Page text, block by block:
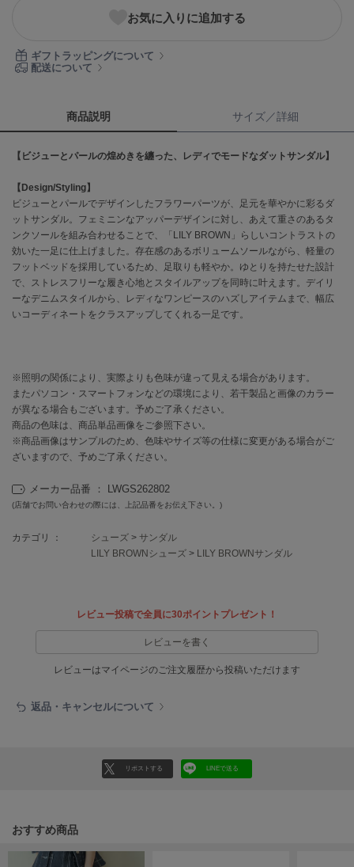
カルバン・クライン
セルフォード
célon
セロン
Clarks Premium
クラークス
CODE A
CONVERSE
コンバース
DANSKIN
ダンスキン
エトレトウキョウ
フィラ
FRAY I.D
お気に入りに追加する
ギフトラッピングについて
配送について
商品説明 サイズ／詳細
【ビジューとパールの煌めきを纏った、レディでモードなダットサンダル】
【Design/Styling】
ビジューとパールでデザインしたフラワーパーツが、足元を華やかに彩るダ
ットサンダル。フェミニンなアッパーデザインに対し、あえて重さのあるタ
ンクソールを組み合わせることで、「LILY BROWN」らしいコントラストの
効いた一足に仕上げました。存在感のあるボリュームソールながら、軽量の
フットベッドを採用しているため、足取りも軽やか。ゆとりを持たせた設計
で、ストレスフリーな履き心地とスタイルアップを同時に叶えます。デイリ
ーなデニムスタイルから、レディなワンピースのハズしアイテムまで、幅広
いコーディネートをクラスアップしてくれる一足です。
※照明の関係により、実際よりも色味が違って見える場合があります。
またパソコン・スマートフォンなどの環境により、若干製品と画像のカラー
が異なる場合もございます。予めご了承ください。
商品の色味は、商品単品画像をご参照下さい。
※商品画像はサンプルのため、色味やサイズ等の仕様に変更がある場合がご
ざいますので、予めご了承ください。
メーカー品番 ： LWGS262802
(店舗でお問い合わせの際には、上記品番をお伝え下さい。)
カテゴリ ： シューズ > サンダル
LILY BROWNシューズ > LILY BROWNサンダル
レビュー投稿で全員に30ポイントプレゼント！
レビューを書く
レビューはマイページのご注文履歴から投稿いただけます
返品・キャンセルについて
リポストする LINEで送る
おすすめ商品